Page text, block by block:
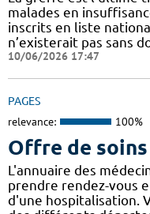
malades en
inscrits en liste
n’existerait pas sans
10/06/2026 17:47
PAGES
relevance: 100%
Offre de soins
L'annuaire des
prendre rendez-vous
d'une hospitalisation.